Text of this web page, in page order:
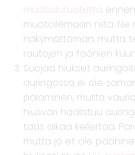
muotoilutuotetta
muotoilemaan niitä.
näkymättömän, mutta
rautojen ja föönien
Suojaa hiukset
auringossa ei ole
palaminen, mutta
hiusväri haalistuu
taas alkaa kellertää.
mutta jo et ole